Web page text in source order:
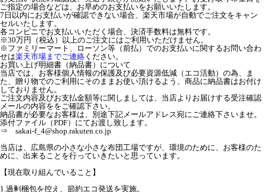
ご指定の場合などは、お早めのお支払いをお願いいたします。
7日以内にお支払いが確認できない場合、楽天市場が自動でご注文をキャン
セルいたします。
各コンビニでお支払いいただく場合、決済手数料は無料です。
※30万円（税込）以上のご注文にはご利用いただけません。
※ファミリーマート、ローソン等（前払）でのお支払いに関するお問い合わ
せは楽天市場までご連絡 ください。
お買い上げ明細書（納品書）について
当店では、お客様個人情報の保護及び必要資源低減（エコ活動）の為、ま
た、贈り物でのご利用にそのままお使い頂けるよう、商品に納品書はお付け
しておりません。
ご注文内容及びお支払金額等に関しましては、当店よりお届けする受注確認
メールの内容ををご確認下さい。
納品書が必要なお客様は、別途下記メールアドレス宛にご連絡下さいませ。
添付ファイル（PDF）にてお渡し致します。
⇒ sakai-f_4@shop.rakuten.co.jp
当店は、広島県の小さな小さな布団工場ですが、環境のために、お客様のた
めに、出来ることを行っていきたいと思っています。
【現在取り組んでいること】
1.過剰梱包を控え、節約エコ発送を実施。